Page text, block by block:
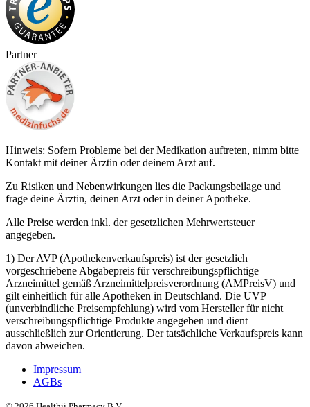
Partner
Hinweis: Sofern Probleme bei der Medikation auftreten, nimm bitte
Kontakt mit deiner Ärztin oder deinem Arzt auf.
Zu Risiken und Nebenwirkungen lies die Packungsbeilage und
frage deine Ärztin, deinen Arzt oder in deiner Apotheke.
Alle Preise werden inkl. der gesetzlichen Mehrwertsteuer
angegeben.
1) Der AVP (Apothekenverkaufspreis) ist der gesetzlich
vorgeschriebene Abgabepreis für verschreibungspflichtige
Arzneimittel gemäß Arzneimittelpreisverordnung (AMPreisV) und
gilt einheitlich für alle Apotheken in Deutschland. Die UVP
(unverbindliche Preisempfehlung) wird vom Hersteller für nicht
verschreibungspflichtige Produkte angegeben und dient
ausschließlich zur Orientierung. Der tatsächliche Verkaufspreis kann
davon abweichen.
Impressum
AGBs